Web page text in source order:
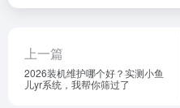
上一篇
2026装机维护哪个好？实测小鱼
儿yr系统，我帮你筛过了